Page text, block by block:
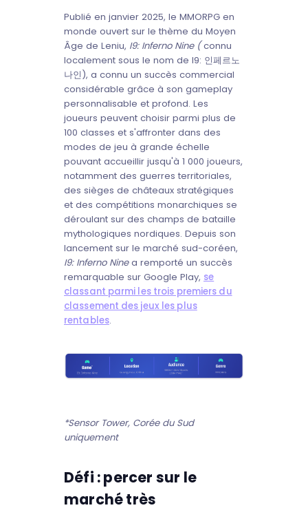
Publié en janvier 2025, le MMORPG en
monde ouvert sur le thème du Moyen
Âge de Leniu, I9: Inferno Nine (connu
localement sous le nom de I9: 인페르노
나인), a connu un succès commercial
considérable grâce à son gameplay
personnalisable et profond. Les
joueurs peuvent choisir parmi plus de
100 classes et s'affronter dans des
modes de jeu à grande échelle
pouvant accueillir jusqu'à 1 000 joueurs,
notamment des guerres territoriales,
des sièges de châteaux stratégiques
et des compétitions monarchiques se
déroulant sur des champs de bataille
mythologiques nordiques. Depuis son
lancement sur le marché sud-coréen,
I9: Inferno Ninea remporté un succès
remarquable sur Google Play, se
classant parmi les trois premiers du
classement des jeux les plus
rentables.
*Sensor Tower, Corée du Sud
uniquement
Défi : percer sur le
marché très